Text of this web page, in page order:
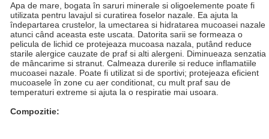
Apa de mare, bogata în saruri minerale si oligoelemente poate fi
utilizata pentru lavajul si curatirea foselor nazale. Ea ajuta la
îndepartarea crustelor, la umectarea si hidratarea mucoasei nazale
atunci când aceasta este uscata. Datorita sarii se formeaza o
pelicula de lichid ce protejeaza mucoasa nazala, putând reduce
starile alergice cauzate de praf si alti alergeni. Diminueaza senzatia
de mâncarime si stranut. Calmeaza durerile si reduce inflamatiile
mucoasei nazale. Poate fi utilizat si de sportivi; protejeaza eficient
mucoasele în zone cu aer conditionat, cu mult praf sau de
temperaturi extreme si ajuta la o respiratie mai usoara.
Compozitie: